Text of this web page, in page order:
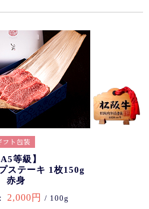
A5等級】
ステーキ 1枚150g
赤身
2,000円 / 100g